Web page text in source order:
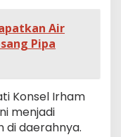
Air
Pipa
Konsel Irham
menjadi
di daerahnya.